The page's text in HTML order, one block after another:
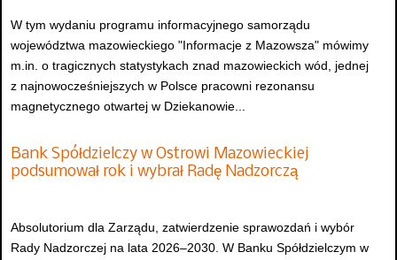
W tym wydaniu programu informacyjnego samorządu
województwa mazowieckiego "Informacje z Mazowsza" mówimy
m.in. o tragicznych statystykach znad mazowieckich wód, jednej
z najnowocześniejszych w Polsce pracowni rezonansu
magnetycznego otwartej w Dziekanowie...
Bank Spółdzielczy w Ostrowi Mazowieckiej
podsumował rok i wybrał Radę Nadzorczą
Absolutorium dla Zarządu, zatwierdzenie sprawozdań i wybór
Rady Nadzorczej na lata 2026–2030. W Banku Spółdzielczym w